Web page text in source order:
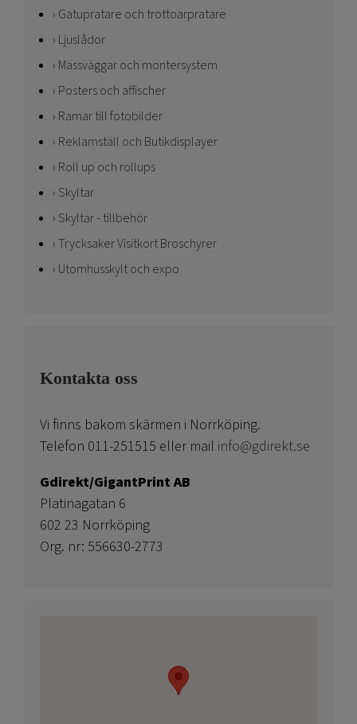
Gatupratare och trottoarpratare
Ljuslådor
Mässväggar och montersystem
Posters och affischer
Ramar till fotobilder
Reklamställ och Butikdisplayer
Roll up och rollups
Skyltar
Skyltar - tillbehör
Trycksaker Visitkort Broschyrer
Utomhusskylt och expo
Kontakta oss
Vi finns bakom skärmen i Norrköping.
Telefon 011-251515 eller mail info@gdirekt.se
Gdirekt/GigantPrint AB
Platinagatan 6
602 23 Norrköping
Org. nr: 556630-2773